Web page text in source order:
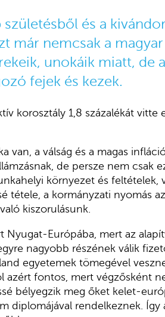
születésből és a
már nemcsak a
unokáik miatt, de
fejek és kezek.
korosztály 1,8 százalékát vitte
van, a válság és a magas
de persze nem csak
környezet és feltételek,
tétele, a kormányzati nyomás
kiszorulásunk.
Nyugat-Európába, mert az
nagyobb részének válik
egyetemek tömegével
azért fontos, mert végzősként
bélyegzik meg őket kelet-
diplomájával rendelkeznek. Így